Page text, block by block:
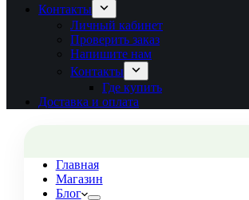
Контакты
Личный кабинет
Проверить заказ
Напишите нам
Контакты
Где купить
Доставка и оплата
Главная
Магазин
Блог